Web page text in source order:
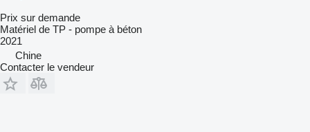
Prix sur demande
Matériel de TP - pompe à béton
2021
Chine
Contacter le vendeur